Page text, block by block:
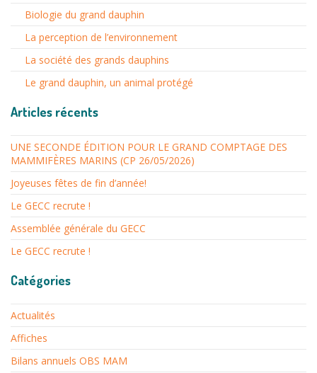
Biologie du grand dauphin
La perception de l’environnement
La société des grands dauphins
Le grand dauphin, un animal protégé
Articles récents
UNE SECONDE ÉDITION POUR LE GRAND COMPTAGE DES
MAMMIFÈRES MARINS (CP 26/05/2026)
Joyeuses fêtes de fin d’année!
Le GECC recrute !
Assemblée générale du GECC
Le GECC recrute !
Catégories
Actualités
Affiches
Bilans annuels OBS MAM